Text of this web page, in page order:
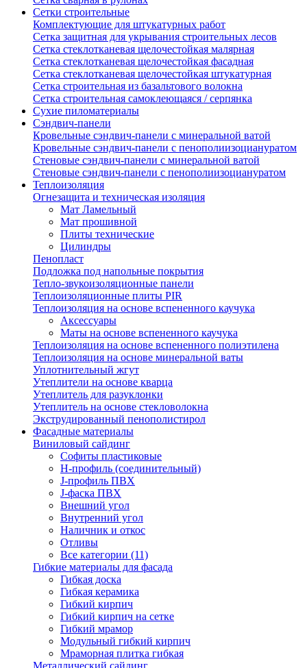
Сетки строительные
Комплектующие для штукатурных работ
Сетка защитная для укрывания строительных лесов
Сетка стеклотканевая щелочестойкая малярная
Сетка стеклотканевая щелочестойкая фасадная
Сетка стеклотканевая щелочестойкая штукатурная
Сетка строительная из базальтового волокна
Сетка строительная самоклеющаяся / серпянка
Сухие пиломатериалы
Сэндвич-панели
Кровельные сэндвич-панели с минеральной ватой
Кровельные сэндвич-панели с пенополиизоциануратом
Стеновые сэндвич-панели с минеральной ватой
Стеновые сэндвич-панели с пенополиизоциануратом
Теплоизоляция
Огнезащита и техническая изоляция
Мат Ламельный
Мат прошивной
Плиты технические
Цилиндры
Пенопласт
Подложка под напольные покрытия
Тепло-звукоизоляционные панели
Теплоизоляционные плиты PIR
Теплоизоляция на основе вспененного каучука
Аксессуары
Маты на основе вспененного каучука
Теплоизоляция на основе вспененного полиэтилена
Теплоизоляция на основе минеральной ваты
Уплотнительный жгут
Утеплители на основе кварца
Утеплитель для разуклонки
Утеплитель на основе стекловолокна
Экструдированный пенополистирол
Фасадные материалы
Виниловый сайдинг
Cофиты пластиковые
H-профиль (соединительный)
J-профиль ПВХ
J-фаска ПВХ
Внешний угол
Внутренний угол
Наличник и откос
Отливы
Все категории (11)
Гибкие материалы для фасада
Гибкая доска
Гибкая керамика
Гибкий кирпич
Гибкий кирпич на сетке
Гибкий мрамор
Модульный гибкий кирпич
Мраморная плитка гибкая
Металлический сайдинг